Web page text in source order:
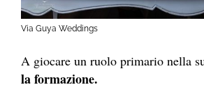
Via Guya Weddings
A giocare un ruolo primario nella
la formazione.